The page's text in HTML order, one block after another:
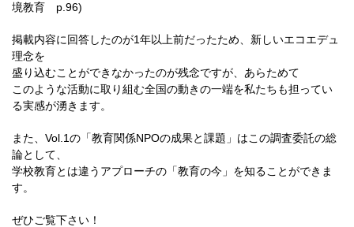
境教育 p.96)
掲載内容に回答したのが1年以上前だったため、新しいエコエデュ
理念を
盛り込むことができなかったのが残念ですが、あらためて
このような活動に取り組む全国の動きの一端を私たちも担ってい
る実感が湧きます。
また、Vol.1の「教育関係NPOの成果と課題」はこの調査委託の総
論として、
学校教育とは違うアプローチの「教育の今」を知ることができま
す。
ぜひご覧下さい！